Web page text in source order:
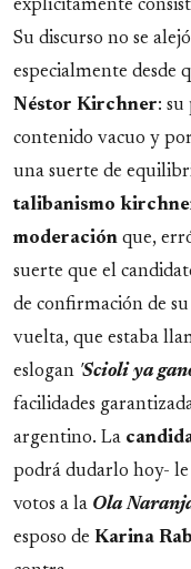
explícitamente
Su discurso no se
especialmente desde
Néstor Kirchner: su
contenido vacuo y por
una suerte de
talibanismo
moderación que,
suerte que el
de confirmación de
vuelta, que estaba
eslogan 'Scioli ya
facilidades
argentino. La
podrá dudarlo hoy-
votos a la Ola
esposo de Karina